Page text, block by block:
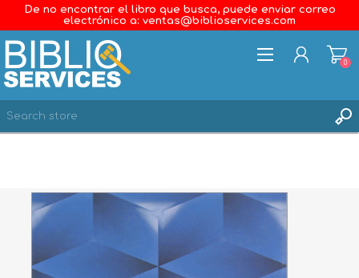
De no encontrar el libro que busca, puede enviar correo
electrónico a: ventas@biblioservices.com
WISHLIST
0
0